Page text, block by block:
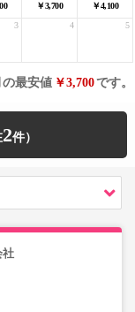
￥3,700 ￥4,100
3 4 5
の最安値 ￥3,700です。
2
社